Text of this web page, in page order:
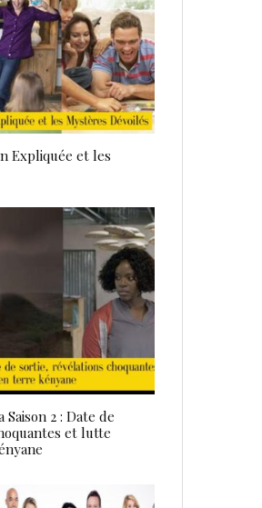
Expliquée et les
2 : Date de
et lutte